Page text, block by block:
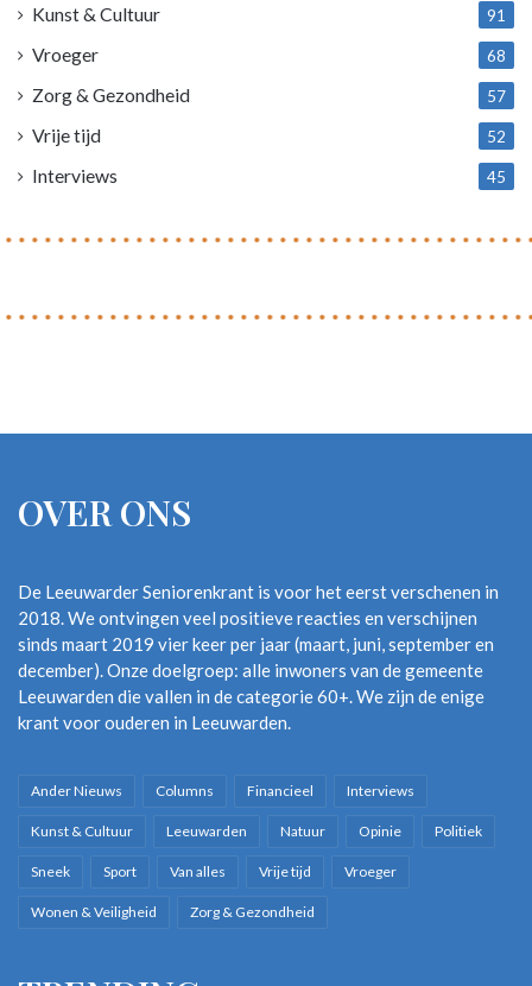
Kunst & Cultuur 91
Vroeger 68
Zorg & Gezondheid 57
Vrije tijd 52
Interviews 45
OVER ONS
De Leeuwarder Seniorenkrant is voor het eerst verschenen in
2018. We ontvingen veel positieve reacties en verschijnen
sinds maart 2019 vier keer per jaar (maart, juni, september en
december). Onze doelgroep: alle inwoners van de gemeente
Leeuwarden die vallen in de categorie 60+. We zijn de enige
krant voor ouderen in Leeuwarden.
Ander Nieuws Columns Financieel Interviews
Kunst & Cultuur Leeuwarden Natuur Opinie Politiek
Sneek Sport Van alles Vrije tijd Vroeger
Wonen & Veiligheid Zorg & Gezondheid